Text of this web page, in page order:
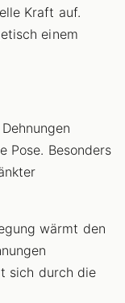
Kraft auf.
einem
Pose. Besonders
wärmt den
sich durch die